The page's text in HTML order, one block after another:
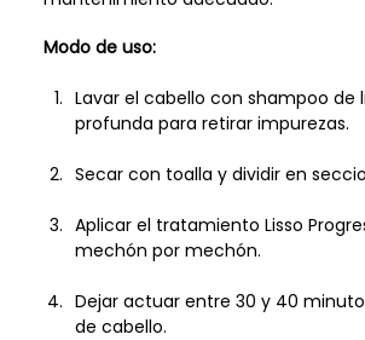
Modo de uso:
Lavar el cabello con shampoo de
profunda para retirar impurezas.
Secar con toalla y dividir en
Aplicar el tratamiento Lisso
mechón por mechón.
Dejar actuar entre 30 y 40
de cabello.